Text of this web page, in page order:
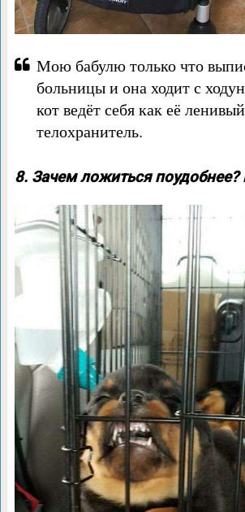
Мою бабулю только что
больницы и она ходит с
кот ведёт себя как её ленивый
телохранитель.
8. Зачем ложиться поудобнее?